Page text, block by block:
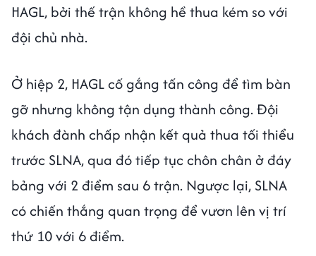
HAGL, bởi thế trận không hề thua kém so với
đội chủ nhà.
Ở hiệp 2, HAGL cố gắng tấn công để tìm bàn
gỡ nhưng không tận dụng thành công. Đội
khách đành chấp nhận kết quả thua tối thiểu
trước SLNA, qua đó tiếp tục chôn chân ở đáy
bảng với 2 điểm sau 6 trận. Ngược lại, SLNA
có chiến thắng quan trọng để vươn lên vị trí
thứ 10 với 6 điểm.